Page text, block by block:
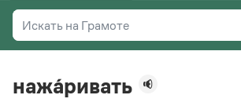
Искать на Грамоте
Справочная служба
нажа́ривать